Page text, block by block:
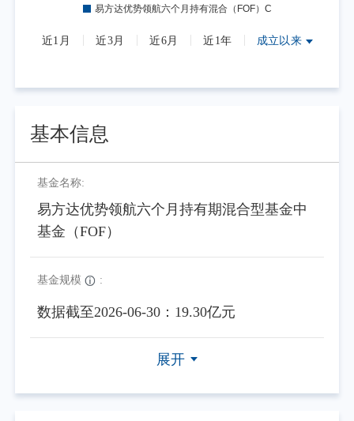
近1月 近3月 近6月 近1年 成立以来
基本信息
基金名称:
易方达优势领航六个月持有期混合型基金中
基金（FOF）
基金规模 :
数据截至2026-06-30：19.30亿元
展开